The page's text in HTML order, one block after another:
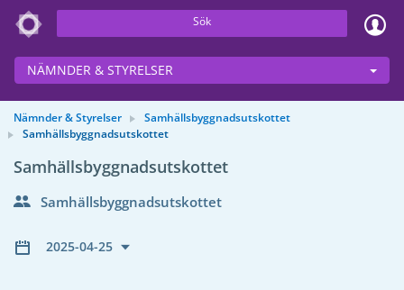
Sök
NÄMNDER & STYRELSER
Nämnder & Styrelser
Samhällsbyggnadsutskottet
Samhällsbyggnadsutskottet
Samhällsbyggnadsutskottet
Samhällsbyggnadsutskottet
2025-04-25